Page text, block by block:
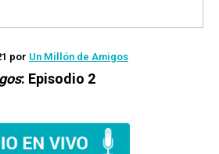
por Un Millón de Amigos
: Episodio 2